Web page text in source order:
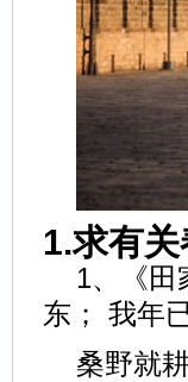
1.求有
1、《田
东； 我年
桑野就